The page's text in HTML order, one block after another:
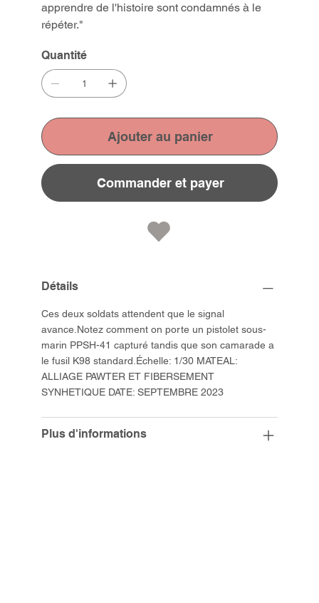
apprendre de l'histoire sont condamnés à le
répéter."
Quantité
Ajouter au panier
Commander et payer
Détails
Ces deux soldats attendent que le signal
avance.Notez comment on porte un pistolet sous-
marin PPSH-41 capturé tandis que son camarade a
le fusil K98 standard.Échelle: 1/30 MATEAL:
ALLIAGE PAWTER ET FIBERSEMENT
SYNHETIQUE DATE: SEPTEMBRE 2023
Plus d'informations